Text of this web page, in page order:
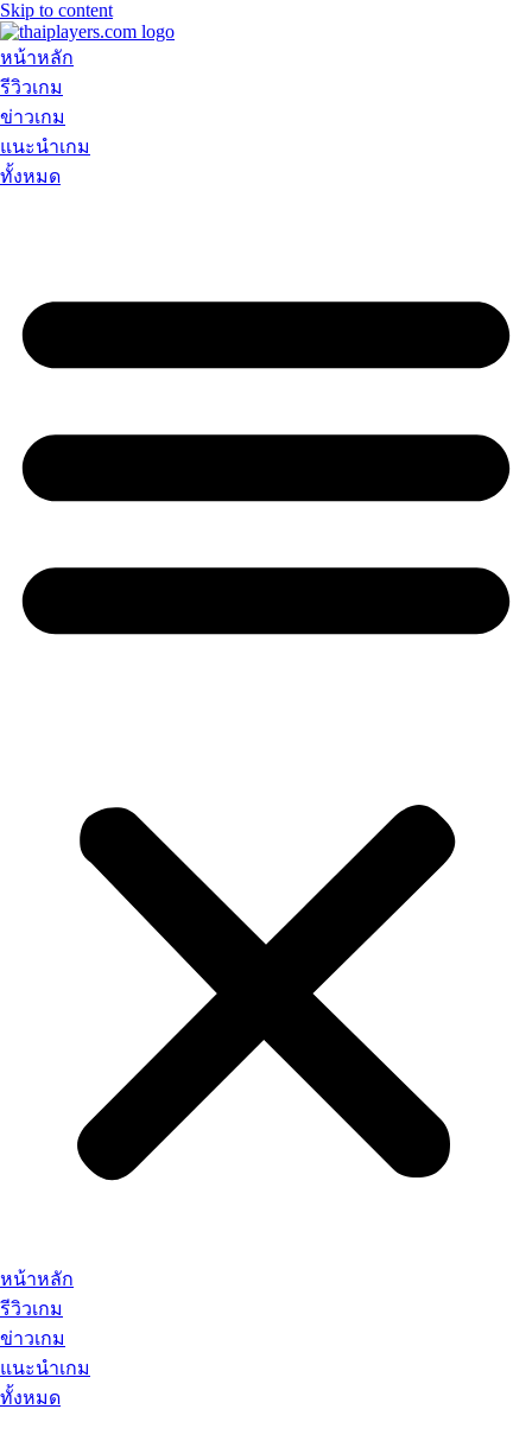
Skip to content
หน้าหลัก
รีวิวเกม
ข่าวเกม
แนะนำเกม
ทั้งหมด
หน้าหลัก
รีวิวเกม
ข่าวเกม
แนะนำเกม
ทั้งหมด